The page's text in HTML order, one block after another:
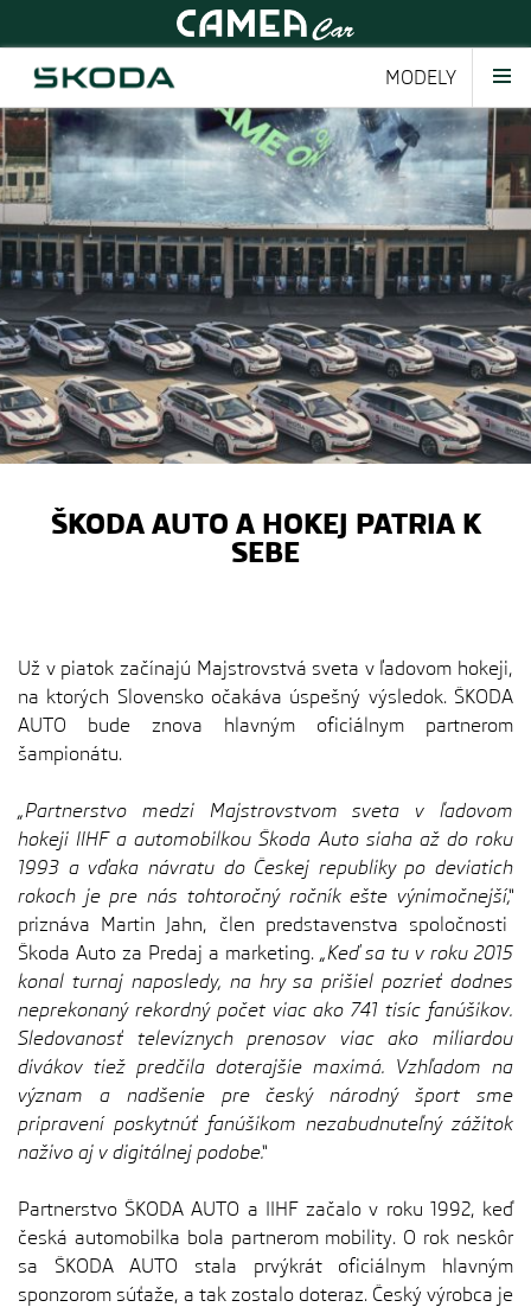
MODELY
ŠKODA AUTO A HOKEJ PATRIA K
SEBE
Už v piatok začínajú Majstrovstvá sveta v ľadovom hokeji,
na ktorých Slovensko očakáva úspešný výsledok. ŠKODA
AUTO bude znova hlavným oficiálnym partnerom
šampionátu.
„Partnerstvo medzi Majstrovstvom sveta v ľadovom
hokeji IIHF a automobilkou Škoda Auto siaha až do roku
1993 a vďaka návratu do Českej republiky po deviatich
rokoch je pre nás tohtoročný ročník ešte výnimočnejší,“
priznáva Martin Jahn, člen predstavenstva spoločnosti
Škoda Auto za Predaj a marketing. „Keď sa tu v roku 2015
konal turnaj naposledy, na hry sa prišiel pozrieť dodnes
neprekonaný rekordný počet viac ako 741 tisíc fanúšikov.
Sledovanosť televíznych prenosov viac ako miliardou
divákov tiež predčila doterajšie maximá. Vzhľadom na
význam a nadšenie pre český národný šport sme
pripravení poskytnúť fanúšikom nezabudnuteľný zážitok
naživo aj v digitálnej podobe.“
Partnerstvo ŠKODA AUTO a IIHF začalo v roku 1992, keď
česká automobilka bola partnerom mobility. O rok neskôr
sa ŠKODA AUTO stala prvýkrát oficiálnym hlavným
sponzorom súťaže, a tak zostalo doteraz. Český výrobca je